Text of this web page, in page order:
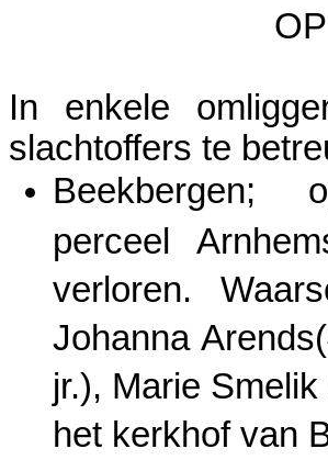
In enkele
slachtoffers te
Beekbergen;
perceel
verloren.
Johanna
jr.), Marie
het kerkhof van